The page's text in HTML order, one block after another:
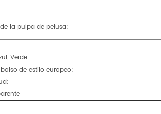
la pulpa de pelusa;
Verde
de estilo europeo;